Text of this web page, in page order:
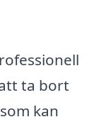
ta bort
kan